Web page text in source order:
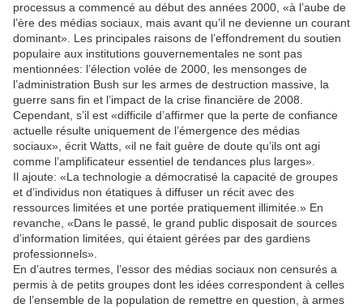
processus a commencé au début des années 2000, «à l’aube de
l’ère des médias sociaux, mais avant qu’il ne devienne un courant
dominant». Les principales raisons de l’effondrement du soutien
populaire aux institutions gouvernementales ne sont pas
mentionnées: l’élection volée de 2000, les mensonges de
l’administration Bush sur les armes de destruction massive, la
guerre sans fin et l’impact de la crise financière de 2008.
Cependant, s’il est «difficile d’affirmer que la perte de confiance
actuelle résulte uniquement de l’émergence des médias
sociaux», écrit Watts, «il ne fait guère de doute qu’ils ont agi
comme l’amplificateur essentiel de tendances plus larges».
Il ajoute: «La technologie a démocratisé la capacité de groupes
et d’individus non étatiques à diffuser un récit avec des
ressources limitées et une portée pratiquement illimitée.» En
revanche, «Dans le passé, le grand public disposait de sources
d’information limitées, qui étaient gérées par des gardiens
professionnels».
En d’autres termes, l’essor des médias sociaux non censurés a
permis à de petits groupes dont les idées correspondent à celles
de l’ensemble de la population de remettre en question, à armes